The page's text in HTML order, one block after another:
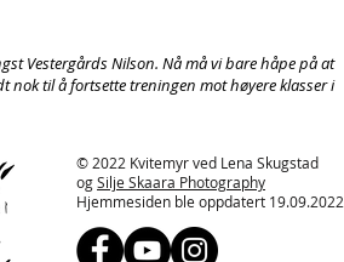
Vestergårds Nilson. Nå må vi bare håpe på at
nok til å fortsette treningen mot høyere klasser i
© 2022 Kvitemyr ved Lena Skugstad
ogSilje Skaara Photography
Hjemmesiden ble oppdatert 19.09.2022